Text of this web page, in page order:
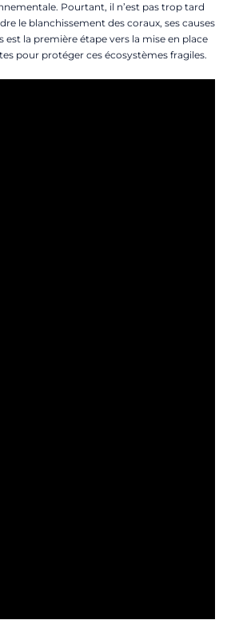
Pourtant, il n’est pas trop tard
le blanchissement des coraux, ses causes
est la première étape vers la mise en place
pour protéger ces écosystèmes fragiles.